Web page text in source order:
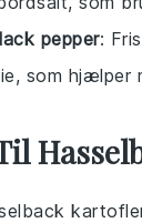
pepper:
som